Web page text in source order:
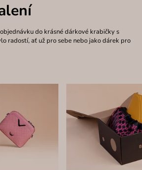
do krásné dárkové krabičky s
radostí, ať už pro sebe nebo jako dárek pro